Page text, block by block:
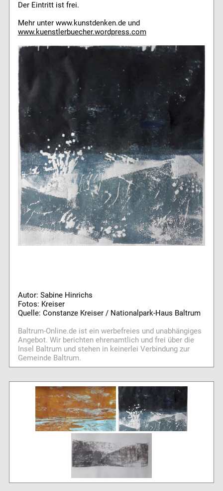
Der Eintritt ist frei.
Mehr unter www.kunstdenken.de und
www.kuenstlerbuecher.wordpress.com
Autor: Sabine Hinrichs
Fotos: Kreiser
Quelle: Constanze Kreiser / Nationalpark-Haus Baltrum
Baltrum-Online.de ist ein werbefreies und unabhängiges
Angebot. Wir berichten ehrenamtlich und frei über die
Insel Baltrum und stehen in keinerlei Verbindung zur
Gemeinde Baltrum.